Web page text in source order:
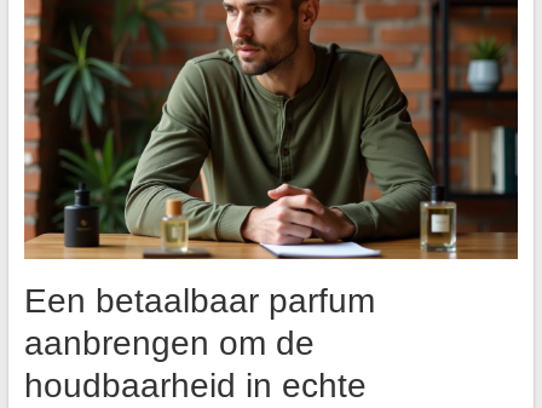
Een betaalbaar parfum
aanbrengen om de
houdbaarheid in echte